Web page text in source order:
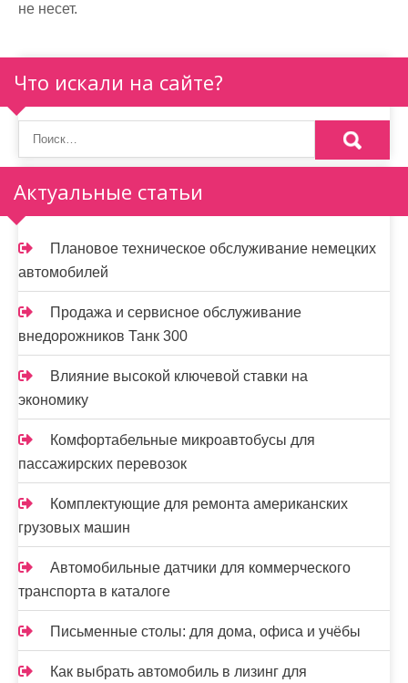
не несет.
Что искали на сайте?
Актуальные статьи
Плановое техническое обслуживание немецких
автомобилей
Продажа и сервисное обслуживание
внедорожников Танк 300
Влияние высокой ключевой ставки на
экономику
Комфортабельные микроавтобусы для
пассажирских перевозок
Комплектующие для ремонта американских
грузовых машин
Автомобильные датчики для коммерческого
транспорта в каталоге
Письменные столы: для дома, офиса и учёбы
Как выбрать автомобиль в лизинг для